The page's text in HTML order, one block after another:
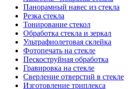
Панорамный навес из стекла
Резка стекла
Тонирование стекол
Обработка стекла и зеркал
Ультрафиолетовая склейка
Фотопечать на стекле
Пескоструйная обработка
Гравировка на стекле
Cверление отверстий в стекле
Изготовление триплекса